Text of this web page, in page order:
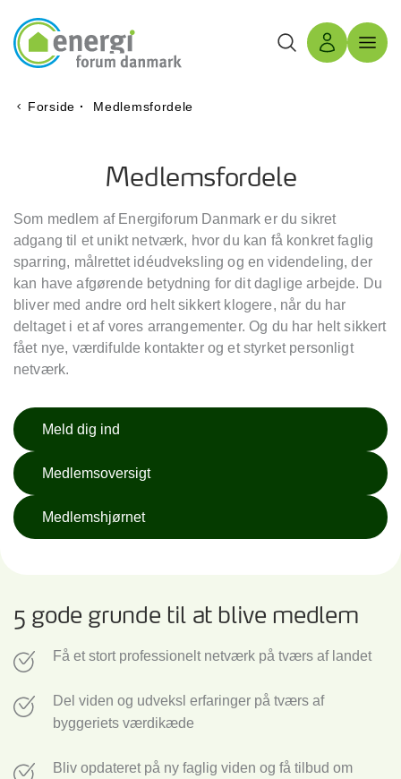
Søg Log ind
Forside · Medlemsfordele
Medlemsfordele
Som medlem af Energiforum Danmark er du sikret
adgang til et unikt netværk, hvor du kan få konkret faglig
sparring, målrettet idéudveksling og en videndeling, der
kan have afgørende betydning for dit daglige arbejde. Du
bliver med andre ord helt sikkert klogere, når du har
deltaget i et af vores arrangementer. Og du har helt sikkert
fået nye, værdifulde kontakter og et styrket personligt
netværk.
Meld dig ind
Medlemsoversigt
Medlemshjørnet
5 gode grunde til at blive medlem
Få et stort professionelt netværk på tværs af landet
Del viden og udveksl erfaringer på tværs af
byggeriets værdikæde
Bliv opdateret på ny faglig viden og få tilbud om